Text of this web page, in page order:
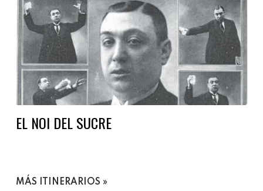
EL NOI DEL SUCRE
MÁS ITINERARIOS